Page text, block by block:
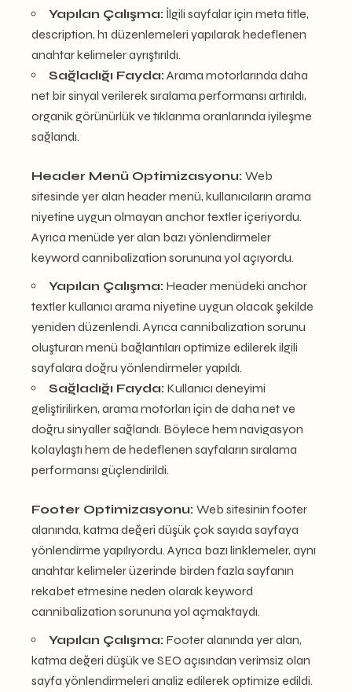
Yapılan Çalışma: İlgili sayfalar için meta title,
description, h1 düzenlemeleri yapılarak hedeflenen
anahtar kelimeler ayrıştırıldı.
Sağladığı Fayda: Arama motorlarında daha
net bir sinyal verilerek sıralama performansı artırıldı,
organik görünürlük ve tıklanma oranlarında iyileşme
sağlandı.
Header Menü Optimizasyonu:Web
sitesinde yer alan header menü, kullanıcıların arama
niyetine uygun olmayan anchor textler içeriyordu.
Ayrıca menüde yer alan bazı yönlendirmeler
keyword cannibalization sorununa yol açıyordu.
Yapılan Çalışma: Header menüdeki anchor
textler kullanıcı arama niyetine uygun olacak şekilde
yeniden düzenlendi. Ayrıca cannibalization sorunu
oluşturan menü bağlantıları optimize edilerek ilgili
sayfalara doğru yönlendirmeler yapıldı.
Sağladığı Fayda: Kullanıcı deneyimi
geliştirilirken, arama motorları için de daha net ve
doğru sinyaller sağlandı. Böylece hem navigasyon
kolaylaştı hem de hedeflenen sayfaların sıralama
performansı güçlendirildi.
Footer Optimizasyonu:Web sitesinin footer
alanında, katma değeri düşük çok sayıda sayfaya
yönlendirme yapılıyordu. Ayrıca bazı linklemeler, aynı
anahtar kelimeler üzerinde birden fazla sayfanın
rekabet etmesine neden olarak keyword
cannibalization sorununa yol açmaktaydı.
Yapılan Çalışma: Footer alanında yer alan,
katma değeri düşük ve SEO açısından verimsiz olan
sayfa yönlendirmeleri analiz edilerek optimize edildi.